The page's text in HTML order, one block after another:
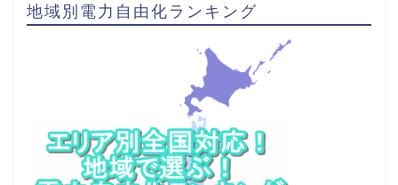
地域別電力自由化ランキング